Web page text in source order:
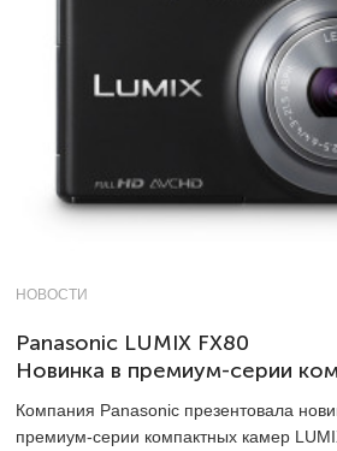
НОВОСТИ
Panasonic LUMIX FX80
Новинка в премиум-серии
Компания Panasonic презентовала
премиум-серии компактных камер